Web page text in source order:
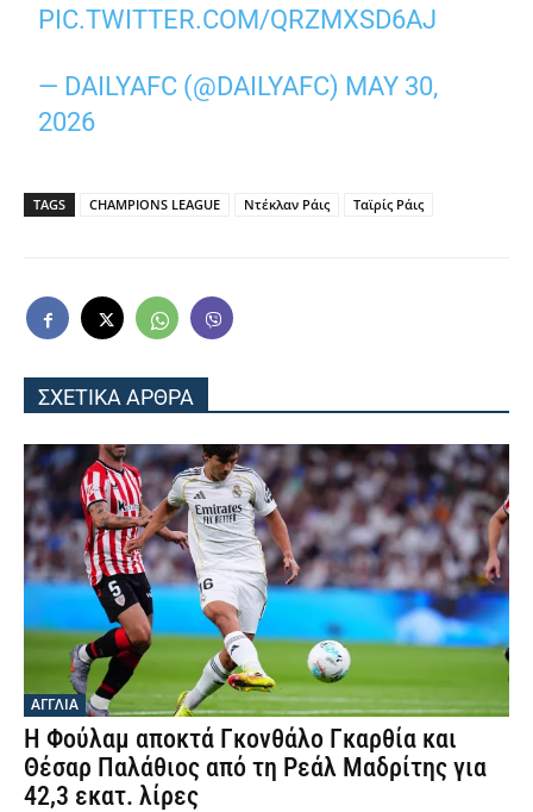
PIC.TWITTER.COM/QRZMXSD6AJ
— DAILYAFC (@DAILYAFC) MAY 30,
2026
TAGS CHAMPIONS LEAGUE Ντέκλαν Ράις Ταϊρίς Ράις
ΣΧΕΤΙΚΑ ΑΡΘΡΑ
ΑΓΓΛΙΑ
Η Φούλαμ αποκτά Γκονθάλο Γκαρθία και
Θέσαρ Παλάθιος από τη Ρεάλ Μαδρίτης για
42,3 εκατ. λίρες